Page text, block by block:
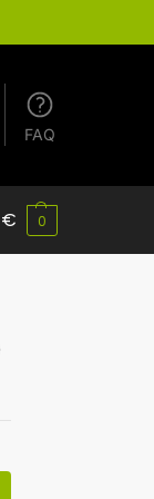
FAQ
€ 0